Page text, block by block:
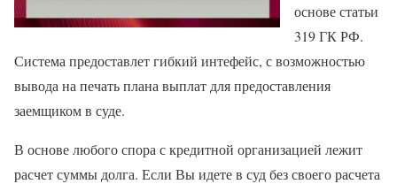
основе статьи
319 ГК РФ.
Система предоставлет гибкий интефейс, с возможностью
вывода на печать плана выплат для предоставления
заемщиком в суде.
В основе любого спора с кредитной организацией лежит
расчет суммы долга. Если Вы идете в суд без своего расчета